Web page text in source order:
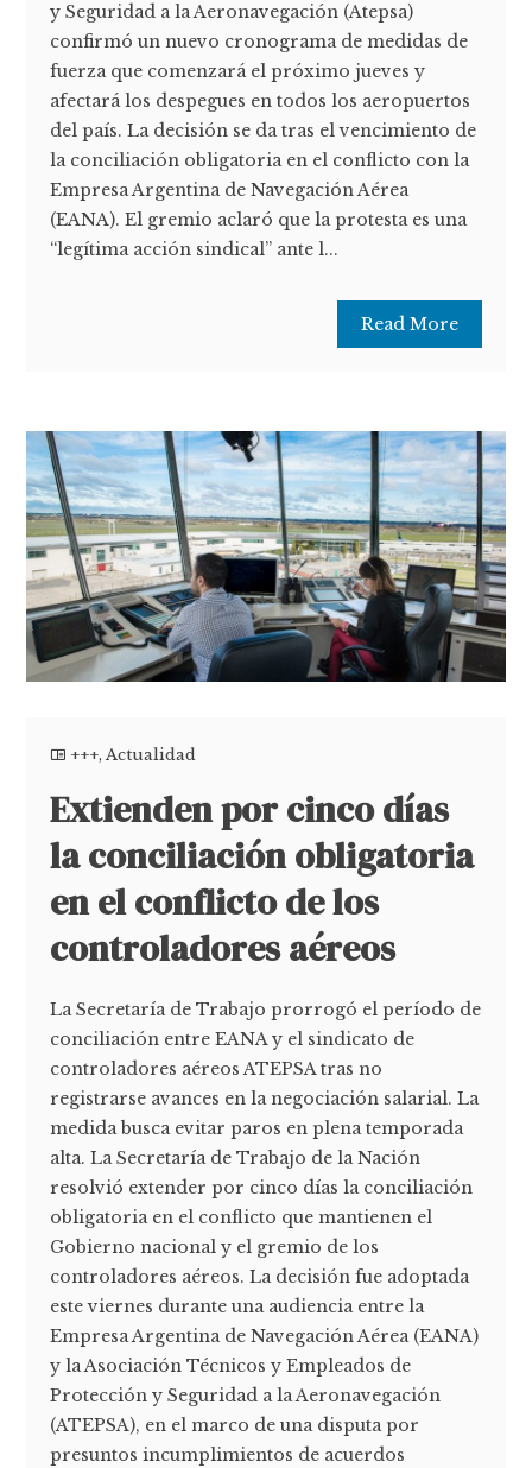
y Seguridad a la Aeronavegación (Atepsa)
confirmó un nuevo cronograma de medidas de
fuerza que comenzará el próximo jueves y
afectará los despegues en todos los aeropuertos
del país. La decisión se da tras el vencimiento de
la conciliación obligatoria en el conflicto con la
Empresa Argentina de Navegación Aérea
(EANA). El gremio aclaró que la protesta es una
“legítima acción sindical” ante l...
Read More
+++,Actualidad
Extienden por cinco días
la conciliación obligatoria
en el conflicto de los
controladores aéreos
La Secretaría de Trabajo prorrogó el período de
conciliación entre EANA y el sindicato de
controladores aéreos ATEPSA tras no
registrarse avances en la negociación salarial. La
medida busca evitar paros en plena temporada
alta. La Secretaría de Trabajo de la Nación
resolvió extender por cinco días la conciliación
obligatoria en el conflicto que mantienen el
Gobierno nacional y el gremio de los
controladores aéreos. La decisión fue adoptada
este viernes durante una audiencia entre la
Empresa Argentina de Navegación Aérea (EANA)
y la Asociación Técnicos y Empleados de
Protección y Seguridad a la Aeronavegación
(ATEPSA), en el marco de una disputa por
presuntos incumplimientos de acuerdos